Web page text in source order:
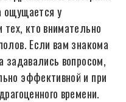
ощущается у
кто внимательно
Если вам знакома
задавались вопросом,
эффективной и при
времени.